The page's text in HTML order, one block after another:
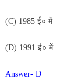
(C) 1985 ई० में
(D) 1991 ई० में
Answer- D